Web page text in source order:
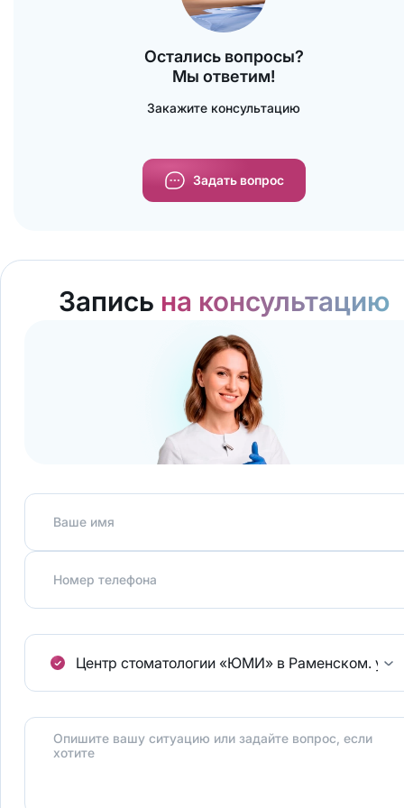
устойчивостью к коррозии.
Остались вопросы?
Мы ответим!
Закажите консультацию
Задать вопрос
Запись на консультацию
Ваше имя
Номер телефона
Центр стоматологии «ЮМИ» в Раменском. ул.
Опишите вашу ситуацию или задайте вопрос, если
хотите